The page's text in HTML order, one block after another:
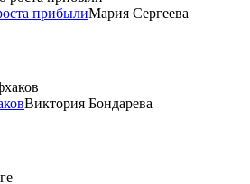
прибылиМария Сергеева
Виктория Бондарева